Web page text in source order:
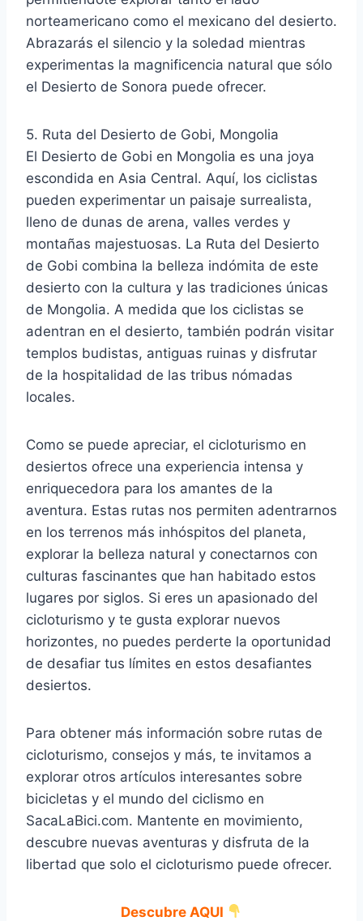
norteamericano como el mexicano del desierto.
Abrazarás el silencio y la soledad mientras
experimentas la magnificencia natural que sólo
el Desierto de Sonora puede ofrecer.
5. Ruta del Desierto de Gobi, Mongolia
El Desierto de Gobi en Mongolia es una joya
escondida en Asia Central. Aquí, los ciclistas
pueden experimentar un paisaje surrealista,
lleno de dunas de arena, valles verdes y
montañas majestuosas. La Ruta del Desierto
de Gobi combina la belleza indómita de este
desierto con la cultura y las tradiciones únicas
de Mongolia. A medida que los ciclistas se
adentran en el desierto, también podrán visitar
templos budistas, antiguas ruinas y disfrutar
de la hospitalidad de las tribus nómadas
locales.
Como se puede apreciar, el cicloturismo en
desiertos ofrece una experiencia intensa y
enriquecedora para los amantes de la
aventura. Estas rutas nos permiten adentrarnos
en los terrenos más inhóspitos del planeta,
explorar la belleza natural y conectarnos con
culturas fascinantes que han habitado estos
lugares por siglos. Si eres un apasionado del
cicloturismo y te gusta explorar nuevos
horizontes, no puedes perderte la oportunidad
de desafiar tus límites en estos desafiantes
desiertos.
Para obtener más información sobre rutas de
cicloturismo, consejos y más, te invitamos a
explorar otros artículos interesantes sobre
bicicletas y el mundo del ciclismo en
SacaLaBici.com. Mantente en movimiento,
descubre nuevas aventuras y disfruta de la
libertad que solo el cicloturismo puede ofrecer.
Descubre AQUI